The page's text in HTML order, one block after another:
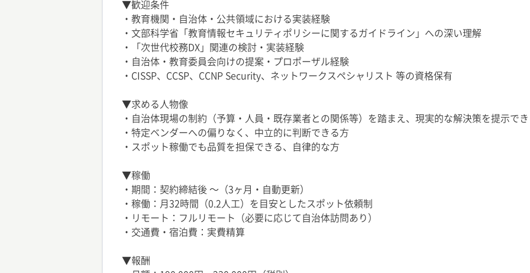
▼歓迎条件
・教育機関・自治体・公共領域における実装経験
・文部科学省「教育情報セキュリティポリシーに関するガイドライン」への深い理解
・「次世代校務DX」関連の検討・実装経験
・自治体・教育委員会向けの提案・プロポーザル経験
・CISSP、CCSP、CCNP Security、ネットワークスペシャリスト 等の資格保有
▼求める人物像
・自治体現場の制約（予算・人員・既存業者との関係等）を踏まえ、現実的な解決策を提示で
・特定ベンダーへの偏りなく、中立的に判断できる方
・スポット稼働でも品質を担保できる、自律的な方
▼稼働
・期間：契約締結後 〜（3ヶ月・自動更新）
・稼働：月32時間（0.2人工）を目安としたスポット依頼制
・リモート：フルリモート（必要に応じて自治体訪問あり）
・交通費・宿泊費：実費精算
▼報酬